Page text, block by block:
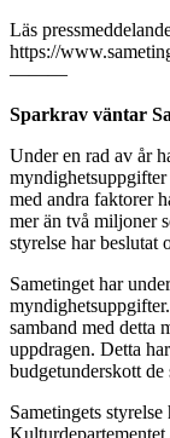
Läs
https://
———
Sparkrav väntar
Under en rad av år
med andra faktorer
mer än två miljoner
styrelse har beslutat
Sametinget har
samband med detta
uppdragen. Detta
budgetunderskott de
Sametingets